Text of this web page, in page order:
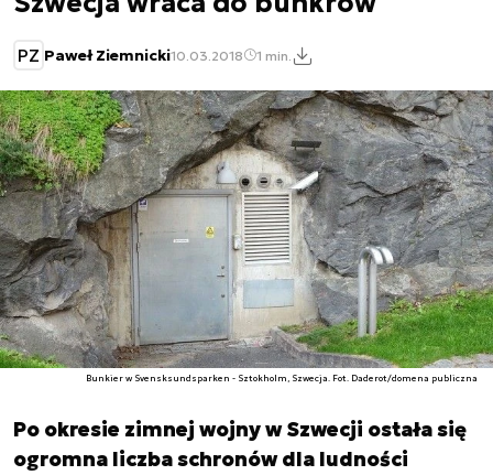
PZ Paweł Ziemnicki10.03.2018 1 min.
Bunkier w Svensksundsparken - Sztokholm, Szwecja. Fot. Daderot/domena publiczna
Po okresie zimnej wojny w Szwecji ostała się
ogromna liczba schronów dla ludności